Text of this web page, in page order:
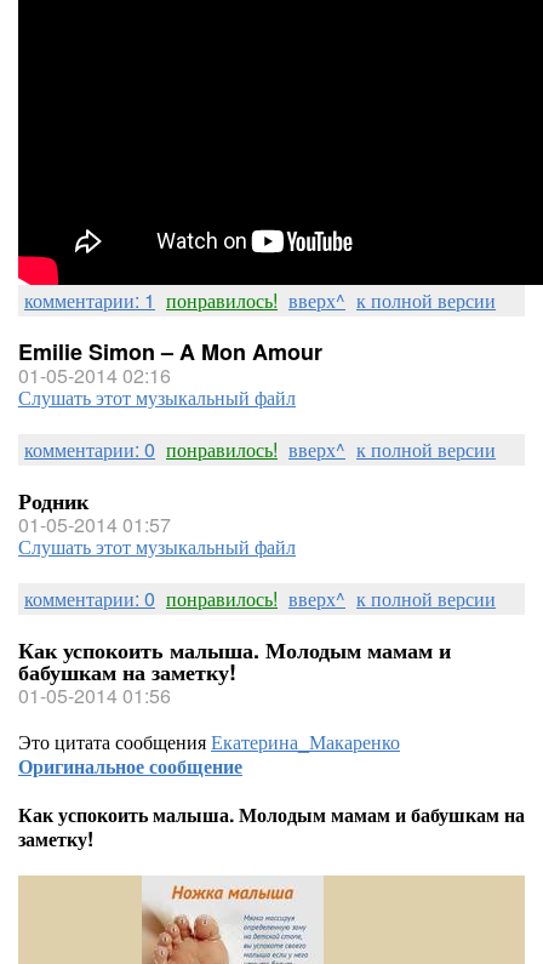
комментарии: 1 понравилось! вверх^ к полной версии
Emilie Simon – A Mon Amour
01-05-2014 02:16
Слушать этот музыкальный файл
комментарии: 0 понравилось! вверх^ к полной версии
Родник
01-05-2014 01:57
Слушать этот музыкальный файл
комментарии: 0 понравилось! вверх^ к полной версии
Как успокоить малыша. Молодым мамам и
бабушкам на заметку!
01-05-2014 01:56
Это цитата сообщенияЕкатерина_Макаренко
Оригинальное сообщение
Как успокоить малыша. Молодым мамам и бабушкам на
заметку!